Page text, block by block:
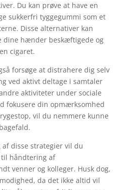
Du kan prøve at have en
sukkerfri tyggegummi som et
Disse alternativer kan
dine hænder beskæftigede og
cigaret.
forsøge at distrahere dig selv
ved aktivt deltage i samtaler
aktiviteter under sociale
fokusere din opmærksomhed
vil du nemmere kunne
disse strategier vil du
håndtering af
venner og kolleger. Husk dog,
da det ikke altid vil